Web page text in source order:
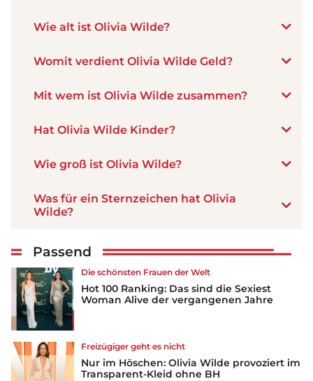
Wie alt ist Olivia Wilde?
Womit verdient Olivia Wilde Geld?
Mit wem ist Olivia Wilde zusammen?
Hat Olivia Wilde Kinder?
Wie groß ist Olivia Wilde?
Was für ein Sternzeichen hat Olivia
Wilde?
Passend
Die schönsten Frauen der Welt
Hot 100 Ranking: Das sind die Sexiest
Woman Alive der vergangenen Jahre
Freizügiger geht es nicht
Nur im Höschen: Olivia Wilde provoziert im
Transparent-Kleid ohne BH